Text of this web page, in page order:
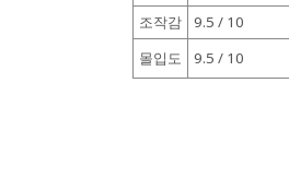
조작감
9.5 / 10
몰입도
9.5 / 10